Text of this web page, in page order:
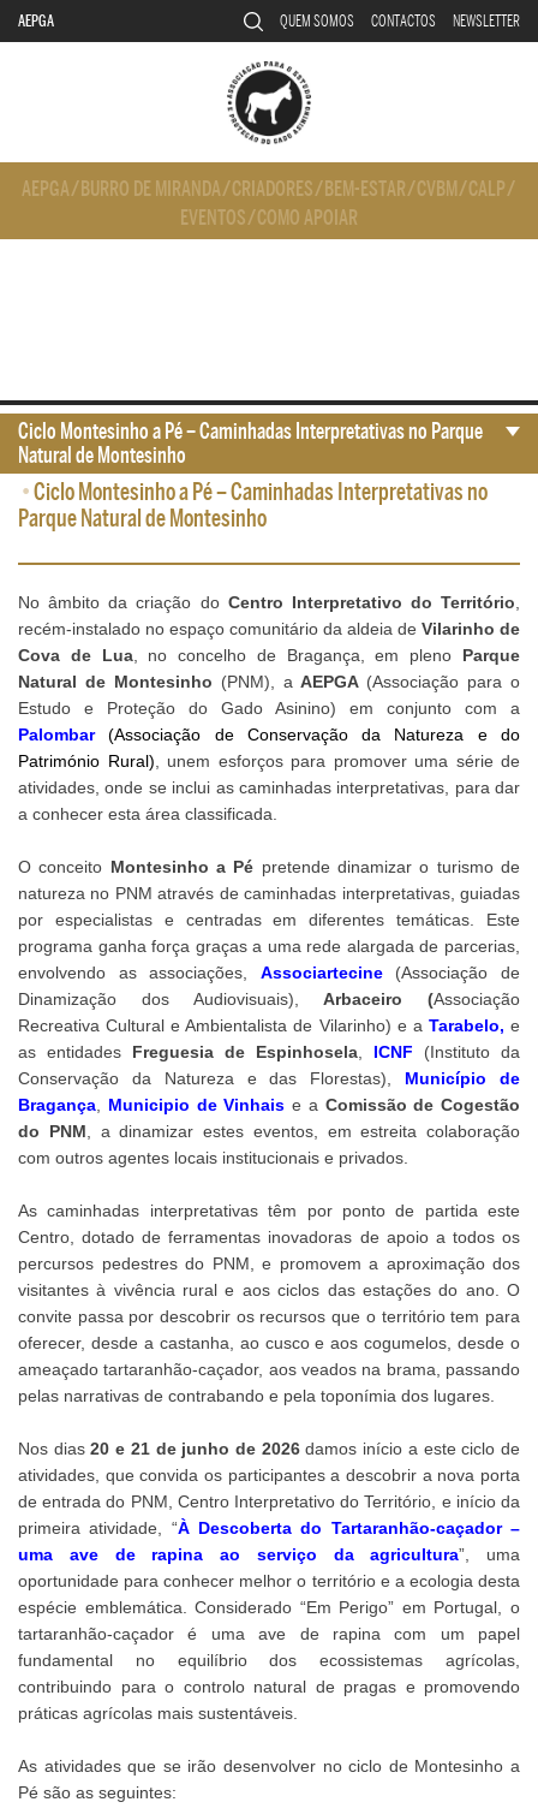
AEPGA QUEM SOMOS CONTACTOS NEWSLETTER
AEPGA/ BURRO DE MIRANDA/CRIADORES/ BEM-ESTAR/CVBM/CALP/
EVENTOS/COMO APOIAR
•Ciclo Montesinho a Pé – Caminhadas Interpretativas no
Parque Natural de Montesinho
No âmbito da criação do Centro Interpretativo do Território
recém-instalado no espaço comunitário da aldeia de Vilarinho de
Cova de Lua, no concelho de Bragança, em pleno Parque
Natural de Montesinho (PNM), aAEPGA (Associação para o
Estudo e Proteção do Gado Asinino) em conjunto com a
Palombar
(Associação de Conservação da Natureza e do
Património Rural) , unem esforços para promover uma série de
atividades, onde se inclui as caminhadas interpretativas, para dar
a conhecer esta área classificada.
O conceito Montesinho a Pé pretende dinamizar o turismo de
natureza no PNM através de caminhadas interpretativas, guiadas
por especialistas e centradas em diferentes temáticas. Este
programa ganha força graças a uma rede alargada de parcerias,
envolvendo as associações, Associartecine(Associação de
Dinamização dos Audiovisuais),Arbaceiro (Associação
Recreativa Cultural e Ambientalista de Vilarinho) e a Tarabelo, e
as entidades Freguesia de Espinhosela ICNF
(Instituto da
Conservação da Natureza e das Florestas), Município de
Bragança
Municipio de Vinhais e a Comissão de Cogestão
do PNM , a dinamizar estes eventos, em estreita colaboração
com outros agentes locais institucionais e privados.
As caminhadas interpretativas têm por ponto de partida este
Centro, dotado de ferramentas inovadoras de apoio a todos os
percursos pedestres do PNM, e promovem a aproximação dos
visitantes à vivência rural e aos ciclos das estações do ano. O
convite passa por descobrir os recursos que o território tem para
oferecer, desde a castanha, ao cusco e aos cogumelos, desde o
ameaçado tartaranhão-caçador, aos veados na brama, passando
pelas narrativas de contrabando e pela toponímia dos lugares.
Nos dias20 e 21 de junho de 2026damos início a este ciclo de
atividades, que convida os participantes a descobrir a nova porta
de entrada do PNM, Centro Interpretativo do Território, e início da
primeira atividade, “À Descoberta do Tartaranhão-caçador –
uma ave de rapina ao serviço da agricultura”, uma
oportunidade para conhecer melhor o território e a ecologia desta
espécie emblemática. Considerado “Em Perigo” em Portugal, o
tartaranhão-caçador é uma ave de rapina com um papel
fundamental no equilíbrio dos ecossistemas agrícolas,
contribuindo para o controlo natural de pragas e promovendo
práticas agrícolas mais sustentáveis.
As atividades que se irão desenvolver no ciclo de Montesinho a
Pé são as seguintes:
Ciclo Montesinho a Pé – Caminhadas Interpretativas no Parque
Natural de Montesinho